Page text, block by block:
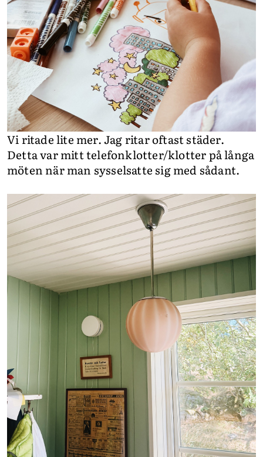
Vi ritade lite mer. Jag ritar oftast städer.
Detta var mitt telefonklotter/klotter på långa
möten när man sysselsatte sig med sådant.